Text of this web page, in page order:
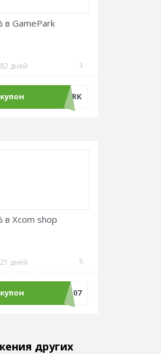
в GamePark
82 дней 3
GAMEPARK
в Xcom shop
21 дней 5
Адмитад_1_07
других